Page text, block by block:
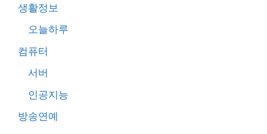
생활정보
오늘하루
컴퓨터
서버
인공지능
방송연예